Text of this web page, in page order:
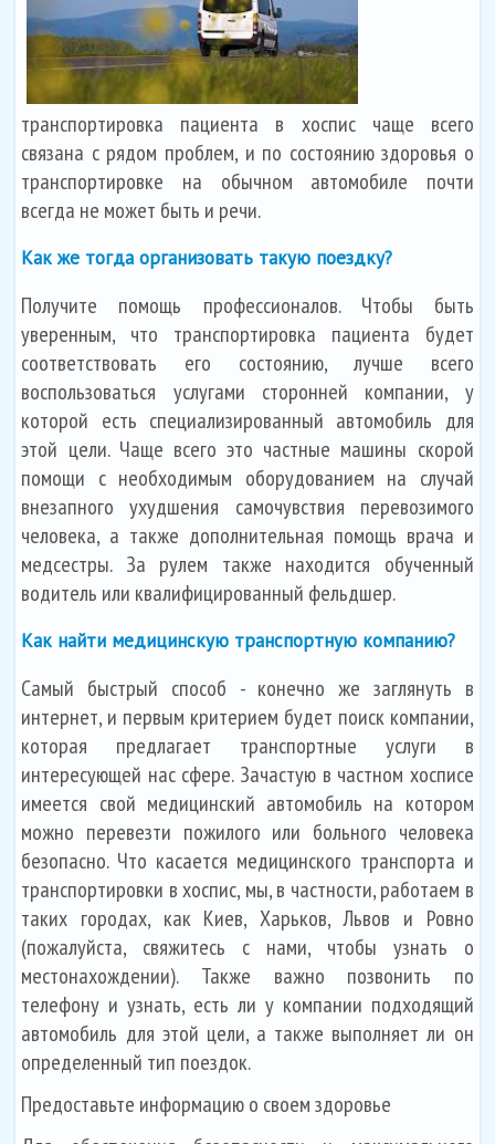
транспортировка пациента в хоспис чаще всего
связана с рядом проблем, и по состоянию здоровья о
транспортировке на обычном автомобиле почти
всегда не может быть и речи.
Как же тогда организовать такую поездку?
Получите помощь профессионалов. Чтобы быть
уверенным, что транспортировка пациента будет
соответствовать его состоянию, лучше всего
воспользоваться услугами сторонней компании, у
которой есть специализированный автомобиль для
этой цели. Чаще всего это частные машины скорой
помощи с необходимым оборудованием на случай
внезапного ухудшения самочувствия перевозимого
человека, а также дополнительная помощь врача и
медсестры. За рулем также находится обученный
водитель или квалифицированный фельдшер.
Как найти медицинскую транспортную компанию?
Самый быстрый способ - конечно же заглянуть в
интернет, и первым критерием будет поиск компании,
которая предлагает транспортные услуги в
интересующей нас сфере. Зачастую в частном хосписе
имеется свой медицинский автомобиль на котором
можно перевезти пожилого или больного человека
безопасно. Что касается медицинского транспорта и
транспортировки в хоспис, мы, в частности, работаем в
таких городах, как Киев, Харьков, Львов и Ровно
(пожалуйста, свяжитесь с нами, чтобы узнать о
местонахождении). Также важно позвонить по
телефону и узнать, есть ли у компании подходящий
автомобиль для этой цели, а также выполняет ли он
определенный тип поездок.
Предоставьте информацию о своем здоровье